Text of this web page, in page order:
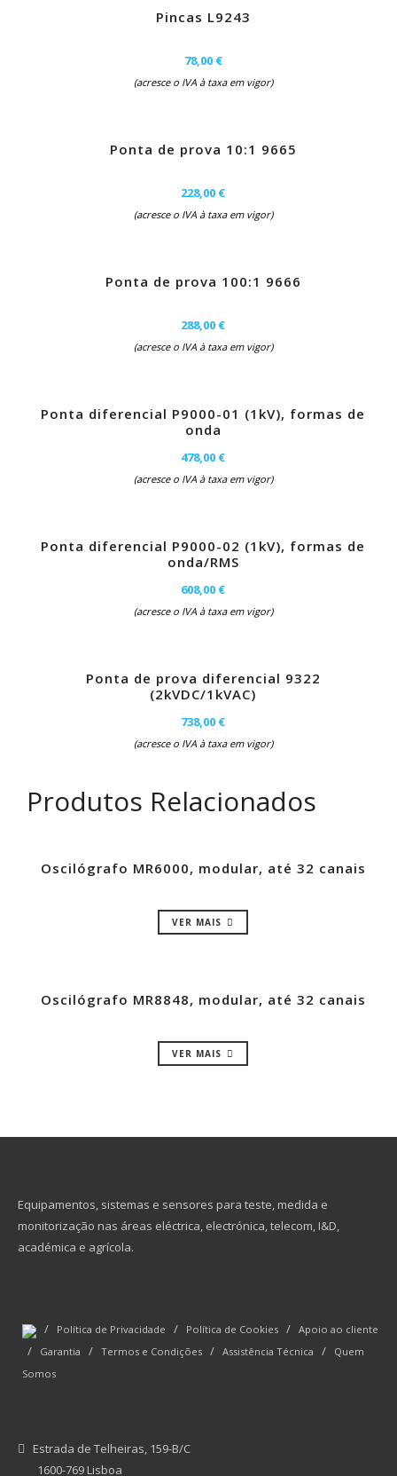
Pincas L9243
78,00 €
(acresce o IVA à taxa em vigor)
Ponta de prova 10:1 9665
228,00 €
(acresce o IVA à taxa em vigor)
Ponta de prova 100:1 9666
288,00 €
(acresce o IVA à taxa em vigor)
Ponta diferencial P9000-01 (1kV), formas de
onda
478,00 €
(acresce o IVA à taxa em vigor)
Ponta diferencial P9000-02 (1kV), formas de
onda/RMS
608,00 €
(acresce o IVA à taxa em vigor)
Ponta de prova diferencial 9322
(2kVDC/1kVAC)
738,00 €
(acresce o IVA à taxa em vigor)
Produtos Relacionados
Oscilógrafo MR6000, modular, até 32 canais
VER MAIS
Oscilógrafo MR8848, modular, até 32 canais
VER MAIS
Equipamentos, sistemas e sensores para teste, medida e
monitorização nas áreas eléctrica, electrónica, telecom, I&D,
académica e agrícola.
/ Política de Privacidade / Política de Cookies / Apoio ao cliente
/ Garantia / Termos e Condições / Assistência Técnica /
Quem
Somos
Estrada de Telheiras, 159-B/C
1600-769 Lisboa